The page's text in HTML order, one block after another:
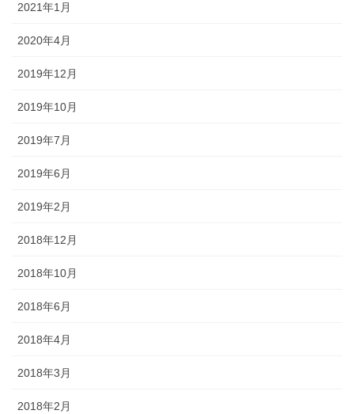
2021年1月
2020年4月
2019年12月
2019年10月
2019年7月
2019年6月
2019年2月
2018年12月
2018年10月
2018年6月
2018年4月
2018年3月
2018年2月